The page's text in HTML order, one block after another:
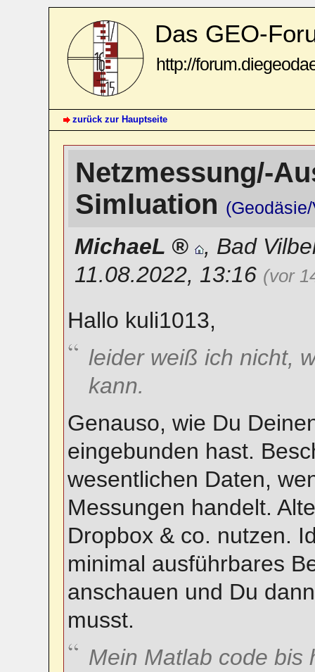
Das GEO-
http://
zurück zur Hauptseite
Netzmessung/-
Simluation
MichaeL , Bad
11.08.2022, 13:16 (vor
Hallo kuli1013,
leider weiß ich nicht,
kann.
Genauso, wie Du
eingebunden hast.
wesentlichen Daten,
Messungen handelt.
Dropbox & co. nutzen.
minimal ausführbares
anschauen und Du
musst.
Mein Matlab code bis